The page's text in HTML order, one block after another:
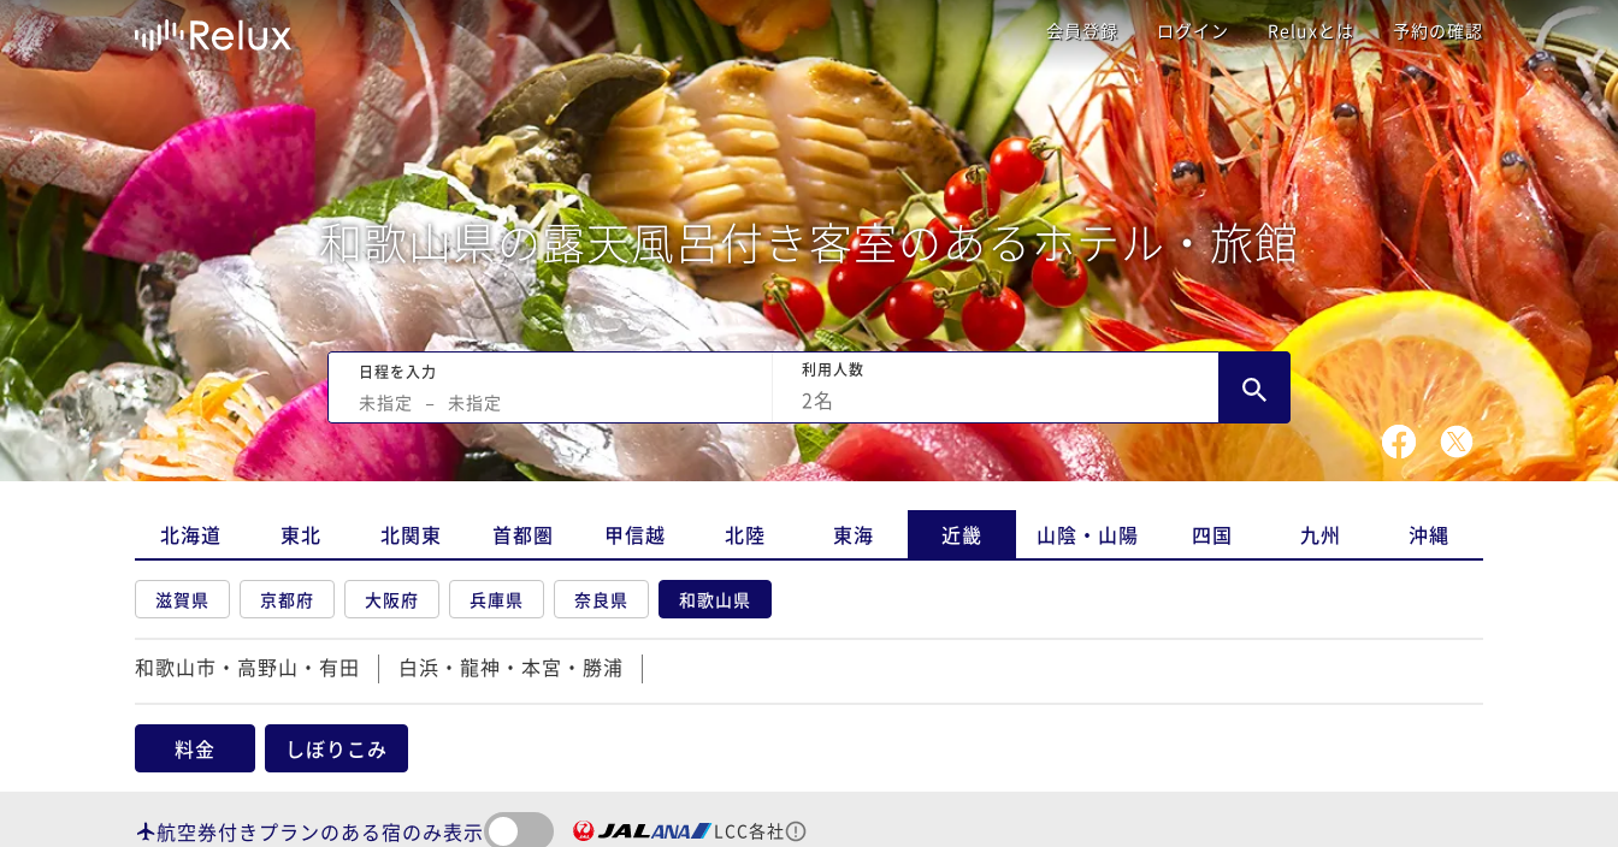
会員登録 ログイン Reluxとは 予約の確認
和歌山県の露天風呂付き客室のあるホテル・旅館
日程を入力
未指定 − 未指定
利用人数
2名
北海道 東北 北関東 首都圏 甲信越 北陸 東海 近畿 山陰・山陽 四国 九州 沖縄
滋賀県 京都府 大阪府 兵庫県 奈良県 和歌山県
和歌山市・高野山・有田 白浜・龍神・本宮・勝浦
料金 しぼりこみ
航空券付きプランのある宿のみ表示 LCC各社